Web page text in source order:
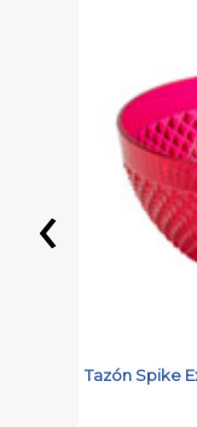
Tazón Spike
‹